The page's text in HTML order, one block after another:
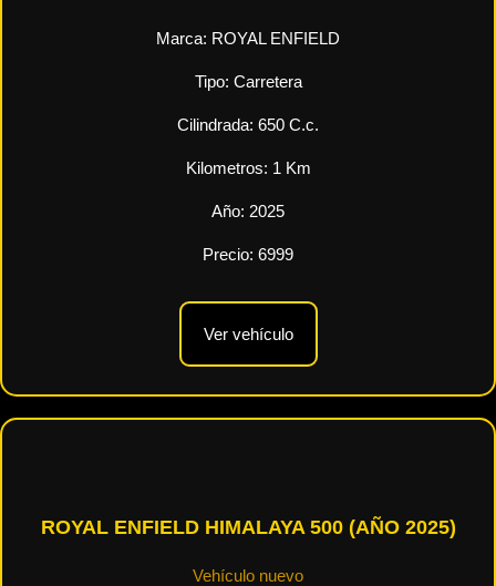
Marca: ROYAL ENFIELD
Tipo: Carretera
Cilindrada: 650 C.c.
Kilometros: 1 Km
Año: 2025
Precio: 6999
Ver vehículo
ROYAL ENFIELD HIMALAYA 500 (AÑO 2025)
Vehículo nuevo